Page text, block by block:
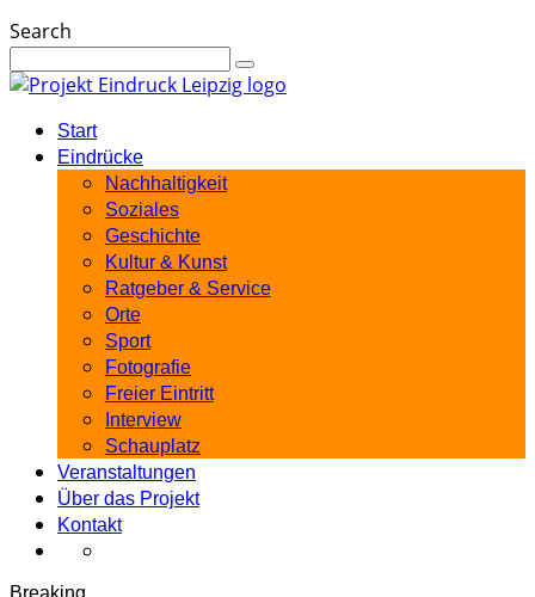
Search
Start
Eindrücke
Nachhaltigkeit
Soziales
Geschichte
Kultur & Kunst
Ratgeber & Service
Orte
Sport
Fotografie
Freier Eintritt
Interview
Schauplatz
Veranstaltungen
Über das Projekt
Kontakt
Breaking